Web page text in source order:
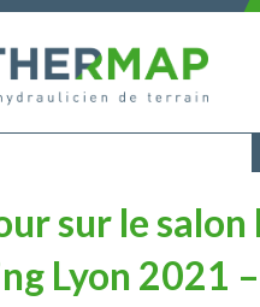
sur le salon
Lyon 2021 –